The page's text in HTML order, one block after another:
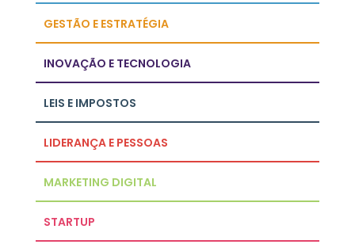
GESTÃO E ESTRATÉGIA
INOVAÇÃO E TECNOLOGIA
LEIS E IMPOSTOS
LIDERANÇA E PESSOAS
MARKETING DIGITAL
STARTUP